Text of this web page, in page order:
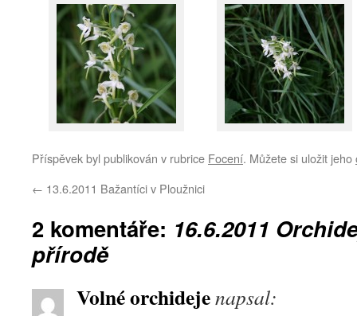
Příspěvek byl publikován v rubrice Focení. Můžete si uložit jeho
← 13.6.2011 Bažantíci v Ploužnici
2 komentáře: 16.6.2011
přírodě
Volné orchidejenapsal: